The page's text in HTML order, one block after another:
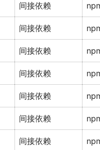
间接依赖
间接依赖
间接依赖
间接依赖
间接依赖
间接依赖
间接依赖